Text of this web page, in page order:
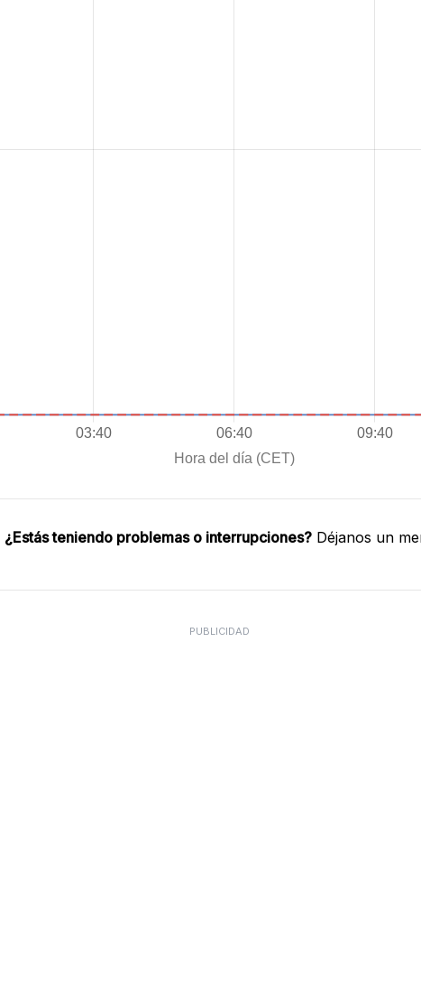
¿Estás teniendo problemas o interrupciones? Déjanos un
PUBLICIDAD